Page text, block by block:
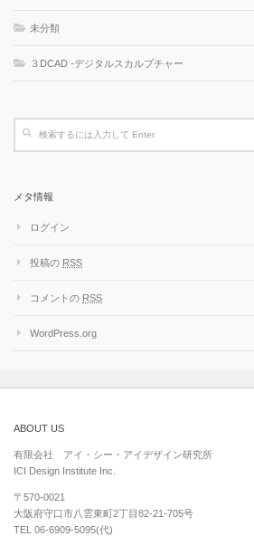
未分類
３DCAD -デジタルスカルプチャー
メタ情報
ログイン
投稿の RSS
コメントの RSS
WordPress.org
ABOUT US
有限会社 アイ・シー・アイデザイン研究所
ICI Design Institute Inc.
〒570-0021
大阪府守口市八雲東町2丁目82-21-705号
TEL 06-6909-5095(代)